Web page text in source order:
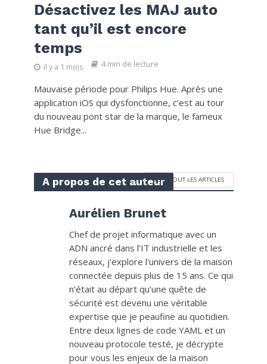
Désactivez les MAJ auto
tant qu’il est encore
temps
il y a 1 mois 4 min de lecture
Mauvaise période pour Philips Hue. Après une
application iOS qui dysfonctionne, c’est au tour
du nouveau pont star de la marque, le fameux
Hue Bridge...
A propos de cet auteurVOIR TOUT LES ARTICLES
Aurélien Brunet
Chef de projet informatique avec un
ADN ancré dans l’IT industrielle et les
réseaux, j'explore l'univers de la maison
connectée depuis plus de 15 ans. Ce qui
n’était au départ qu’une quête de
sécurité est devenu une véritable
expertise que je peaufine au quotidien.
Entre deux lignes de code YAML et un
nouveau protocole testé, je décrypte
pour vous les enjeux de la maison